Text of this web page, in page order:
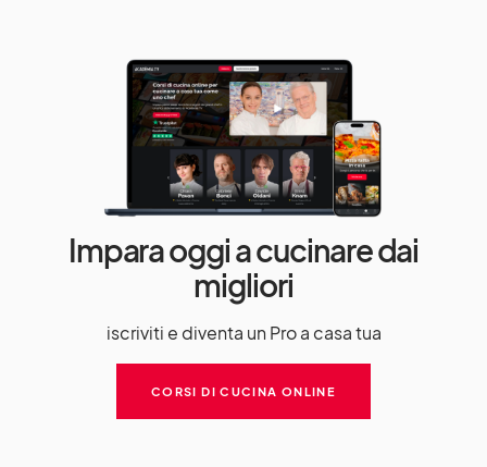
Impara oggi a cucinare dai
migliori
iscriviti e diventa un Pro a casa tua
CORSI DI CUCINA ONLINE